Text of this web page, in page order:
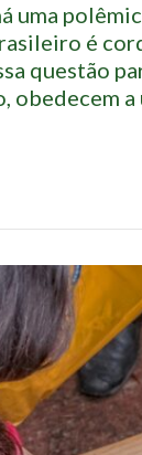
uma
é
questão
obedecem